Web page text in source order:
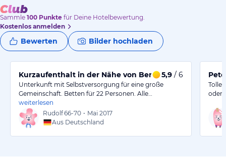
Sammle 100 Punkte für Deine Hotelbewertung.
Kostenlos anmelden
Bewerten Bilder hochladen
Kurzaufenthalt in der Nähe von Berlin5,9 / 6
Unterkunft mit Selbstversorgung für eine große
Gemeinschaft. Betten für 22 Personen. Alle…
weiterlesen
Rudolf66-70 • Mai 2017
Aus Deutschland
Tolle
oder